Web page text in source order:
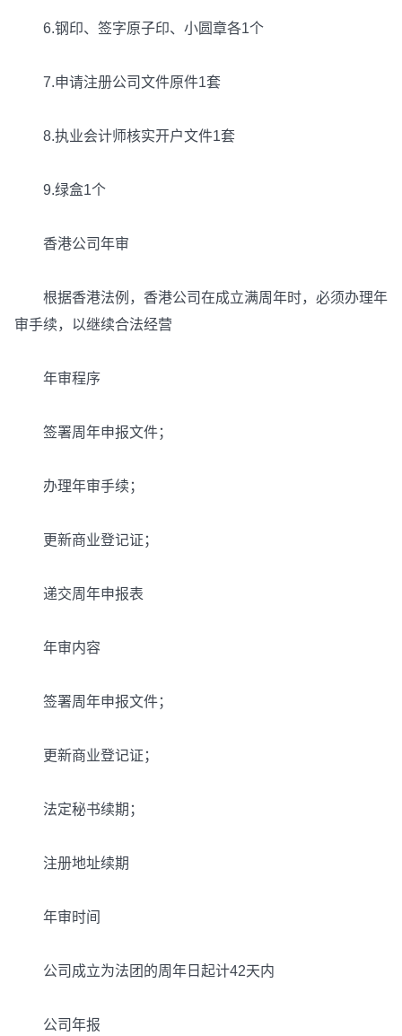
6.钢印、签字原子印、小圆章各1个
7.申请注册公司文件原件1套
8.执业会计师核实开户文件1套
9.绿盒1个
香港公司年审
根据香港法例，香港公司在成立满周年时，必须办理年
审手续，以继续合法经营
年审程序
签署周年申报文件；
办理年审手续；
更新商业登记证；
递交周年申报表
年审内容
签署周年申报文件；
更新商业登记证；
法定秘书续期；
注册地址续期
年审时间
公司成立为法团的周年日起计42天内
公司年报